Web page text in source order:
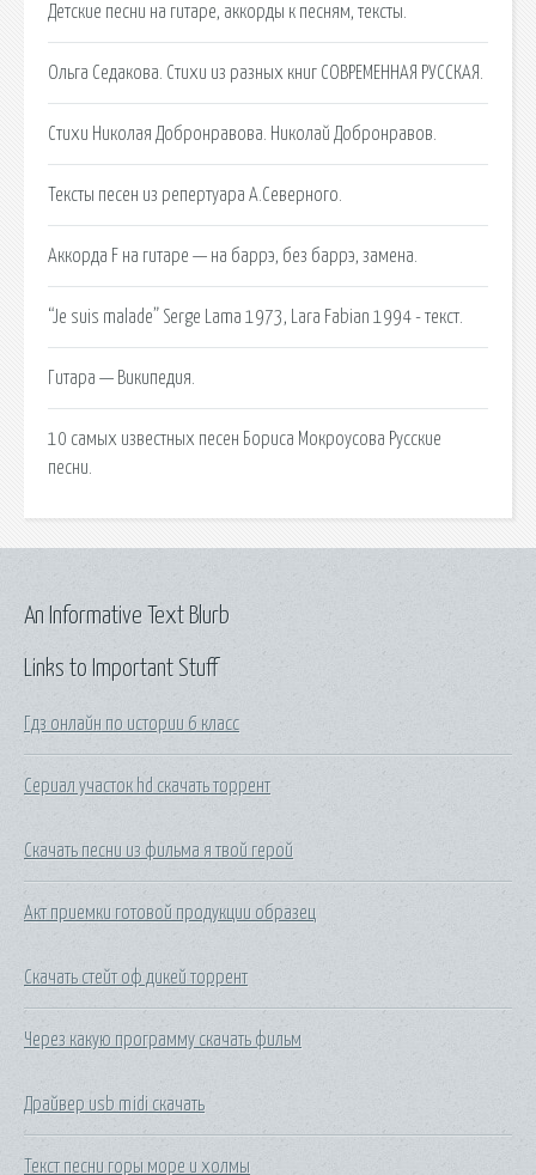
Детские песни на гитаре, аккорды к песням, тексты.
Ольга Седакова. Стихи из разных книг СОВРЕМЕННАЯ РУССКАЯ.
Стихи Николая Добронравова. Николай Добронравов.
Тексты песен из репертуара А.Северного.
Аккорда F на гитаре — на баррэ, без баррэ, замена.
“Je suis malade” Serge Lama 1973, Lara Fabian 1994 - текст.
Гитара — Википедия.
10 самых известных песен Бориса Мокроусова Русские
песни.
Links to Important Stuff
Гдз онлайн по истории 6 класс
Сериал участок hd скачать торрент
Скачать песни из фильма я твой герой
Акт приемки готовой продукции образец
Скачать стейт оф дикей торрент
Через какую программу скачать фильм
Драйвер usb midi скачать
Текст песни горы море и холмы
An Informative Text Blurb